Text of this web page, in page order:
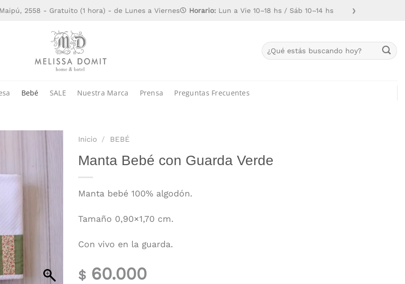
2558 - Gratuito (1 hora) - de Lunes a Viernes Horario:Lun a Vie 10–18 hs / Sáb 10–14 hs ❯
Buscar
por:
Bebé SALE Nuestra Marca Prensa Preguntas Frecuentes
Inicio / BEBÉ
Manta Bebé con Guarda Verde
Manta bebé 100% algodón.
Tamaño 0,90×1,70 cm.
Con vivo en la guarda.
$60.000